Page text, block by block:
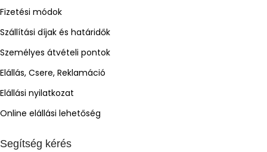
Fizetési módok
Szállítási díjak és határidők
Személyes átvételi pontok
Elállás, Csere, Reklamáció
Elállási nyilatkozat
Online elállási lehetőség
Segítség kérés